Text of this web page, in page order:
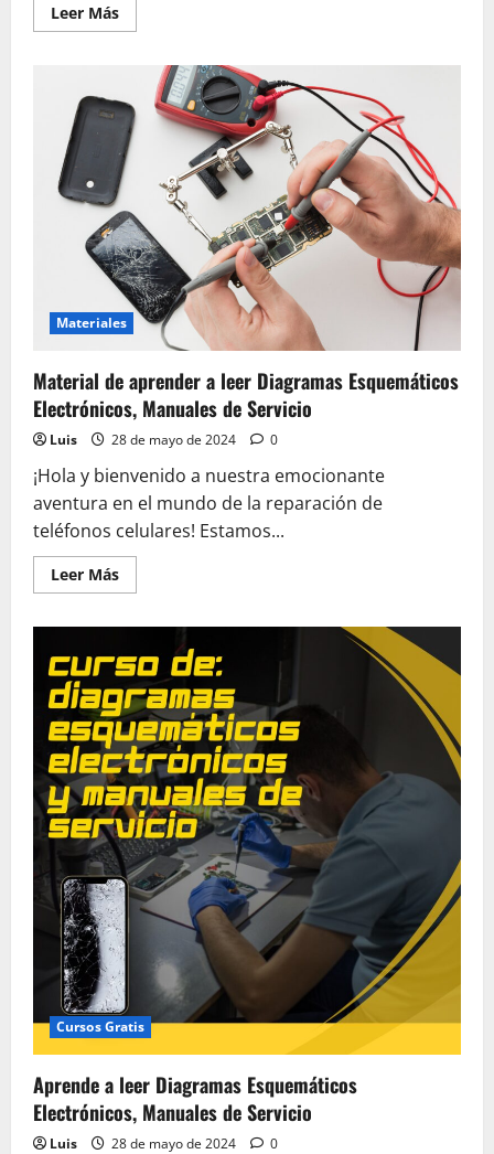
Leer MásLeer
más
Curso
micro
soldadura
SMD
Materiales
Material de aprender a leer Diagramas Esquemáticos
Electrónicos, Manuales de Servicio
Luis 28 de mayo de 2024 0
¡Hola y bienvenido a nuestra emocionante
aventura en el mundo de la reparación de
teléfonos celulares! Estamos...
Leer MásLeer
más
aprender
a
leer
Diagramas
Esquemáticos
Electrónicos,
Manuales
de
Servicio
Cursos Gratis
Aprende a leer Diagramas Esquemáticos
Electrónicos, Manuales de Servicio
Luis 28 de mayo de 2024 0